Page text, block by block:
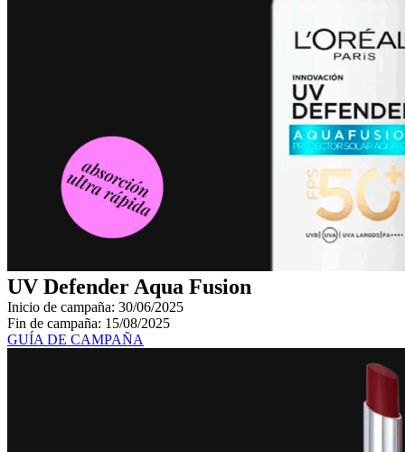
UV Defender Aqua Fusion
Inicio de campaña: 30/06/2025
Fin de campaña: 15/08/2025
GUÍA DE CAMPAÑA